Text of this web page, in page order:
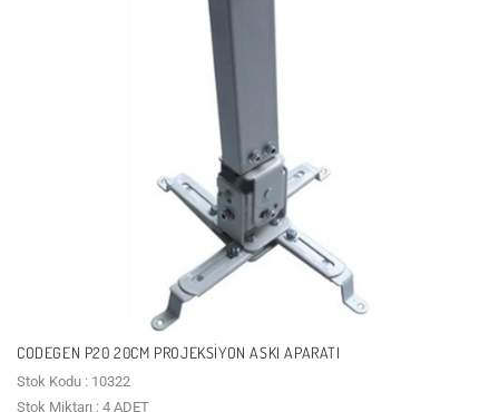
CODEGEN P20 20CM PROJEKSIYON ASKI APARATI
Stok Kodu : 10322
Stok Miktarı : 4 ADET